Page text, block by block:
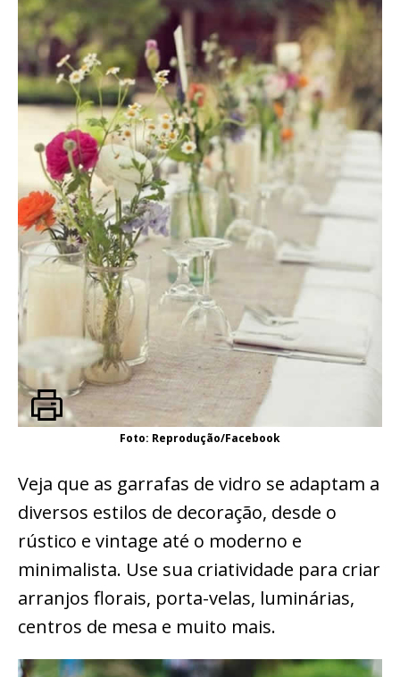
Foto: Reprodução/Facebook
Veja que as garrafas de vidro se adaptam a
diversos estilos de decoração, desde o
rústico e vintage até o moderno e
minimalista. Use sua criatividade para criar
arranjos florais, porta-velas, luminárias,
centros de mesa e muito mais.